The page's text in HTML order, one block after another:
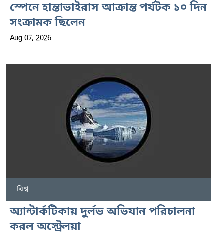
স্পেনে হান্তাভাইরাস আক্রান্ত পর্যটক ১০ দিন
সংক্রামক ছিলেন
Aug 07, 2026
বিশ্ব
অ্যান্টার্কটিকায় দুর্লভ অভিযান পরিচালনা
করল অস্ট্রেলয়া